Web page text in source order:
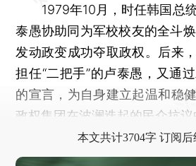
1979年10月，时任韩国总
泰愚协助同为军校校友的全斗
发动政变成功夺取政权。后来
担任“二把手”的卢泰愚，又通
的宣言，为自身建立起温和稳
政权集团在波澜迭起的民众抗议
本文共计3704字 订阅